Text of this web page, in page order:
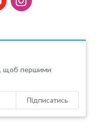
щоб першими
Підписатись